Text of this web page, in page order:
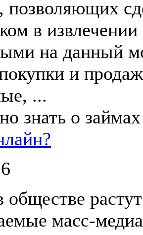
позволяющих
в
на данный
и
...
обществе
масс-